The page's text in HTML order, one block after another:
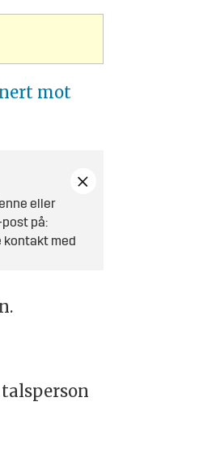
mot
eller
på:
med